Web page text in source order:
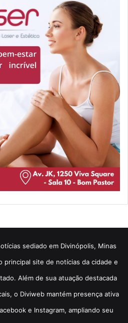
sediado em Divinópolis, Minas
principal site de notícias da cidade e
Além de sua atuação destacada
o Diviweb mantém presença ativa
e Instagram, ampliando seu